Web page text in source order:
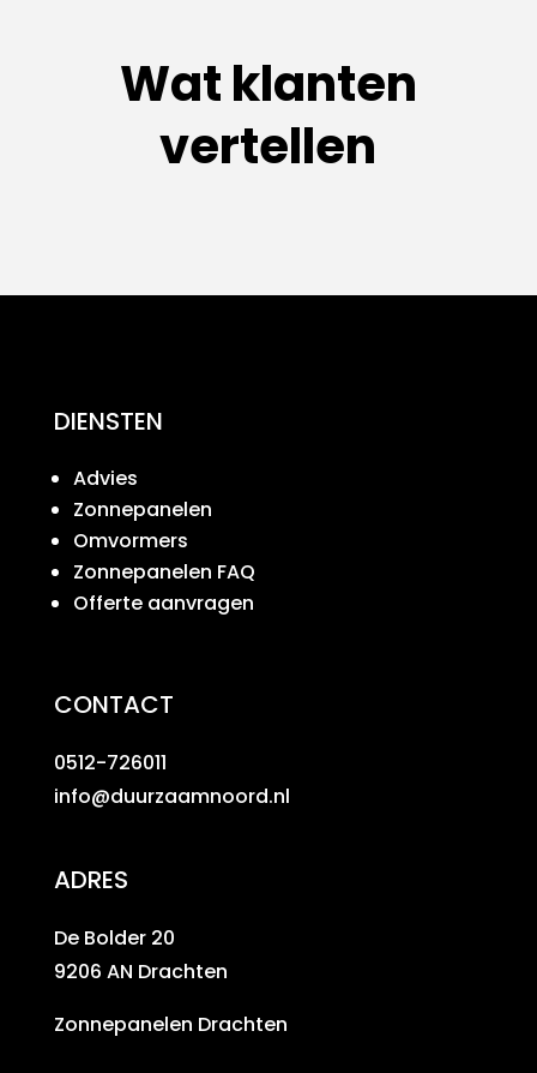
Wat klanten
vertellen
DIENSTEN
Advies
Zonnepanelen
Omvormers
Zonnepanelen FAQ
Offerte aanvragen
CONTACT
0512-726011
info@duurzaamnoord.nl
ADRES
De Bolder 20
9206 AN Drachten
Zonnepanelen Drachten